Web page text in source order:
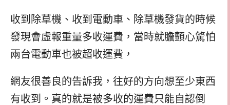
收到除草機、收到電動車、除草機發貨的時候
發現會虛報重量多收運費，當時就膽顫心驚怕
兩台電動車也被超收運費，
網友很善良的告訴我，往好的方向想至少東西
有收到。真的就是被多收的運費只能自認倒